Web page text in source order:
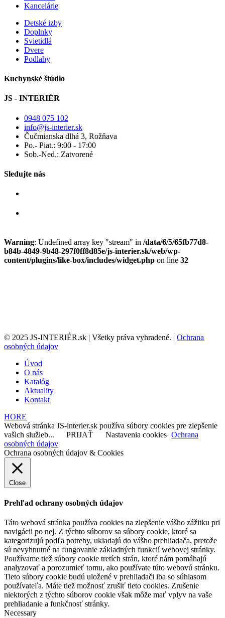
Kancelárie
Detské izby
Doplnky
Svietidlá
Dvere
Podlahy
Kuchynské štúdio
JS - INTERIÉR
0948 075 102
info@js-interier.sk
Čučmianska dlhá 3, Rožňava
Po.- Piat.: 9:00 - 17:00
Sob.-Ned.: Zatvorené
Sledujte nás
Warning: Undefined array key "stream" in /data/6/5/65fb77d8-
b84b-4849-9b48-297f0ff8d85e/js-interier.sk/web/wp-
content/plugins/like-box/includes/widget.php on line 32
© 2025 JS-INTERIÉR.sk | Všetky práva vyhradené. | Ochrana
osobných údajov
Úvod
O nás
Katalóg
Aktuality
Kontakt
HORE
Webová stránka JS-interier.sk používa súbory cookies pre zlepšenie
vašich služieb...
PRIJAŤ Nastavenia cookies Ochrana
osobných údajov
Ochrana osobných údajov & Cookies
Close
Prehľad ochrany osobných údajov
Táto webová stránka používa cookies na zlepšenie vášho zážitku pri
navigácii po nej. Z týchto súborov sa súbory cookie, ktoré sa
kategorizujú podľa potreby, ukladajú do vášho prehliadača, pretože
sú nevyhnutné na fungovanie základných funkcií webovej stránky.
Používame tiež súbory cookie tretích strán, ktoré nám pomáhajú
analyzovať a porozumieť tomu, ako používate túto webovú stránku.
Tieto súbory cookie budú uložené v prehliadači iba so súhlasom
používateľa. Máte tiež možnosť zrušiť tieto cookies. Zrušenie
niektorých z týchto súborov cookie však môže mať vplyv na vaše
prehliadanie a funkčnosť stránky.
Necessary